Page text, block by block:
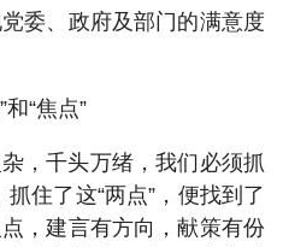
委、政府及部门的满意度
“焦点”
，千头万绪，我们必须抓
抓住了这“两点”，便找到了
，建言有方向，献策有份